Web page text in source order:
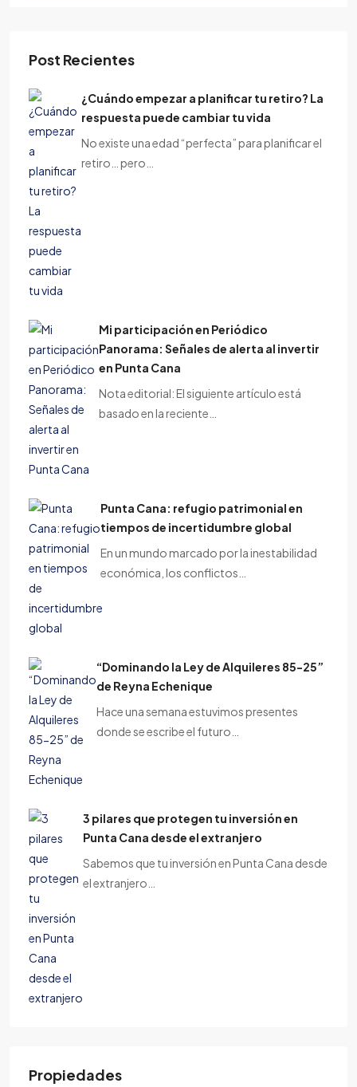
Post Recientes
¿Cuándo empezar a planificar tu retiro? La
respuesta puede cambiar tu vida
No existe una edad “perfecta” para planificar el
retiro… pero…
Mi participación en Periódico
Panorama: Señales de alerta al invertir
en Punta Cana
Nota editorial: El siguiente artículo está
basado en la reciente…
Punta Cana: refugio patrimonial en
tiempos de incertidumbre global
En un mundo marcado por la inestabilidad
económica, los conflictos…
“Dominando la Ley de Alquileres 85-25”
de Reyna Echenique
Hace una semana estuvimos presentes
donde se escribe el futuro…
3 pilares que protegen tu inversión en
Punta Cana desde el extranjero
Sabemos que tu inversión en Punta Cana desde
el extranjero…
Propiedades